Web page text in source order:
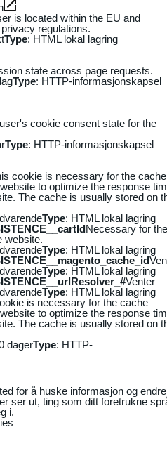
is located within the EU and
regulations.
Type: HTML lokal lagring
state across page requests.
Type: HTTP-informasjonskapsel
cookie consent state for the
Type: HTTP-informasjonskapsel
cookie is necessary for the cache
to optimize the response
The cache is usually stored on
Type: HTML lokal lagring
Necessary for the
website.
Type: HTML lokal lagring
Type: HTML lokal lagring
Venter
Type: HTML lokal lagring
is necessary for the cache
to optimize the response
The cache is usually stored on
dagerType: HTTP-
for å huske informasjon og
ser ut, ting som ditt foretrukne
i.